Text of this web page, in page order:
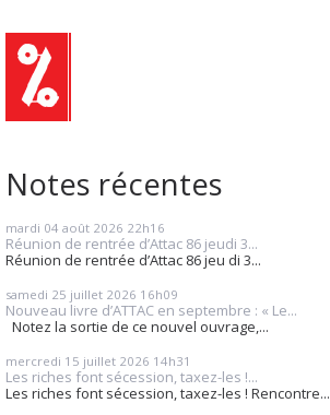
Notes récentes
mardi 04 août 2026 22h16
Réunion de rentrée d’Attac 86 jeudi 3...
Réunion de rentrée d’Attac 86 jeu di 3...
samedi 25 juillet 2026 16h09
Nouveau livre d’ATTAC en septembre : « Le...
Notez la sortie de ce nouvel ouvrage,...
mercredi 15 juillet 2026 14h31
Les riches font sécession, taxez-les !...
Les riches font sécession, taxez-les ! Rencontre...